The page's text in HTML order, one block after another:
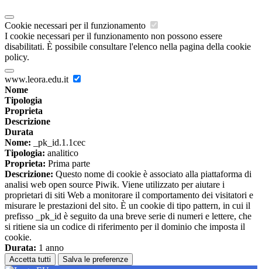
Cookie necessari per il funzionamento
I cookie necessari per il funzionamento non possono essere
disabilitati. È possibile consultare l'elenco nella pagina della cookie
policy.
www.leora.edu.it
Nome
Tipologia
Proprieta
Descrizione
Durata
Nome: _pk_id.1.1cec
Tipologia: analitico
Proprieta: Prima parte
Descrizione: Questo nome di cookie è associato alla piattaforma di
analisi web open source Piwik. Viene utilizzato per aiutare i
proprietari di siti Web a monitorare il comportamento dei visitatori e
misurare le prestazioni del sito. È un cookie di tipo pattern, in cui il
prefisso _pk_id è seguito da una breve serie di numeri e lettere, che
si ritiene sia un codice di riferimento per il dominio che imposta il
cookie.
Durata: 1 anno
Accetta tutti Salva le preferenze